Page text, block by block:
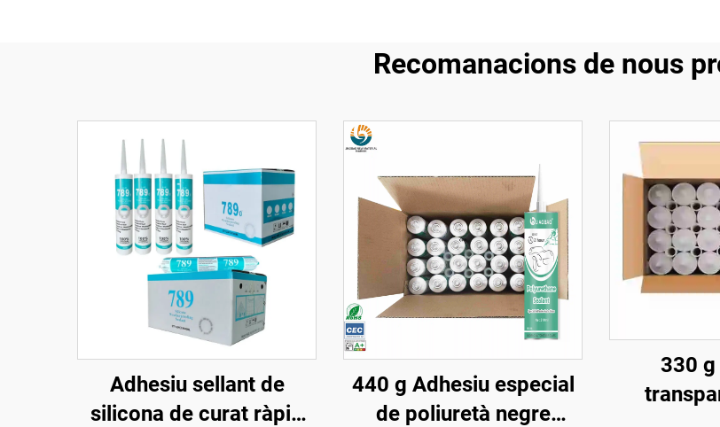
Recomanacions de nous
Adhesiu sellant de
silicona de curat ràpid
440 g Adhesiu especial
de poliuretà negre
330 g